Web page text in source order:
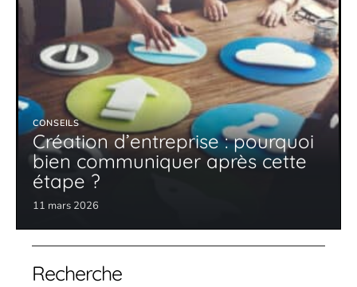
CONSEILS
Création d’entreprise : pourquoi
bien communiquer après cette
étape ?
11 mars 2026
Recherche